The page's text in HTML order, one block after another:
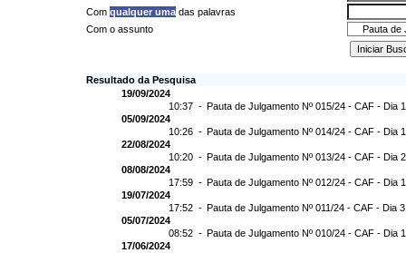
Com qualquer uma das palavras
Com o assunto
Resultado da Pesquisa
19/09/2024
10:37 - Pauta de Julgamento Nº 015/24 - CAF - Dia
05/09/2024
10:26 - Pauta de Julgamento Nº 014/24 - CAF - Dia
22/08/2024
10:20 - Pauta de Julgamento Nº 013/24 - CAF - Dia
08/08/2024
17:59 - Pauta de Julgamento Nº 012/24 - CAF - Dia
19/07/2024
17:52 - Pauta de Julgamento Nº 011/24 - CAF - Dia
05/07/2024
08:52 - Pauta de Julgamento Nº 010/24 - CAF - Dia
17/06/2024